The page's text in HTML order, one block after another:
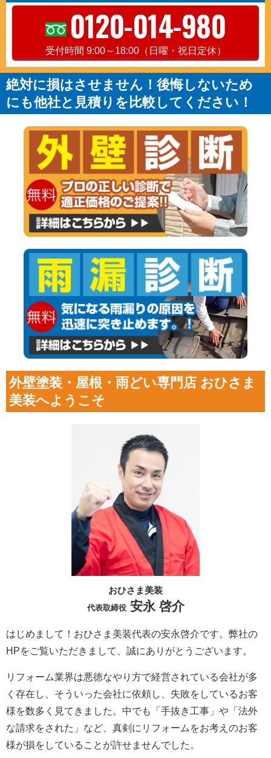
0120-014-980
受付時間 9:00～18:00（日曜・祝日定休）
絶対に損はさせません！後悔しないため
にも他社と見積りを比較してください！
外壁塗装・屋根・雨どい専門店 おひさま
美装へようこそ
おひさま美装
代表取締役安永 啓介
はじめまして！おひさま美装代表の安永啓介です。弊社の
HPをご覧いただきまして、誠にありがとうございます。
リフォーム業界は悪徳なやり方で経営されている会社が多
く存在し、そういった会社に依頼し、失敗をしているお客
様を数多く見てきました。中でも「手抜き工事」や「法外
な請求をされた」など、真剣にリフォームをお考えのお客
様が損をしていることが許せませんでした。